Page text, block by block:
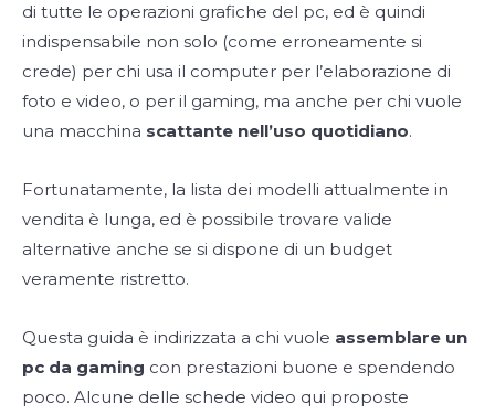
di tutte le operazioni grafiche del pc, ed è quindi
indispensabile non solo (come erroneamente si
crede) per chi usa il computer per l’elaborazione di
foto e video, o per il gaming, ma anche per chi vuole
una macchina scattante nell’uso quotidiano.
Fortunatamente, la lista dei modelli attualmente in
vendita è lunga, ed è possibile trovare valide
alternative anche se si dispone di un budget
veramente ristretto.
Questa guida è indirizzata a chi vuole assemblare un
pc da gaming con prestazioni buone e spendendo
poco. Alcune delle schede video qui proposte